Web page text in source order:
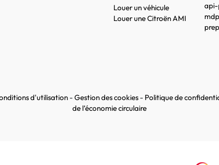
Louer un véhicule
Louer une Citroën AMI
api-
d'utilisation - Gestion des cookies - Politique de
de l’économie circulaire